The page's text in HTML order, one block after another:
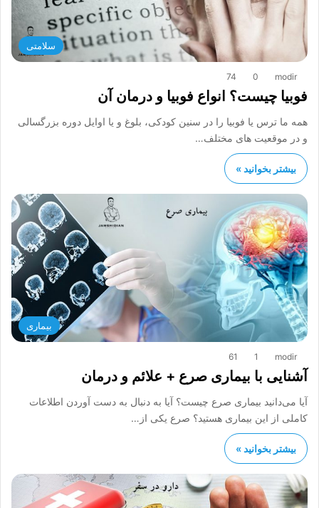
سلامتی
modir
0
74
فوبیا چیست؟ انواع فوبیا و درمان آن
همه ما ترس یا فوبیا را در سنین کودکی، بلوغ و یا اوایل دوره بزرگسالی
و در موقعیت های مختلف…
بیشتر بخوانید »
بیماری
modir
1
61
آشنایی با بیماری صرع + علائم و درمان
آیا می‌دانید بیماری صرع چیست؟ آیا به دنبال به دست آوردن اطلاعات
کاملی از این بیماری هستید؟ صرع یکی از…
بیشتر بخوانید »